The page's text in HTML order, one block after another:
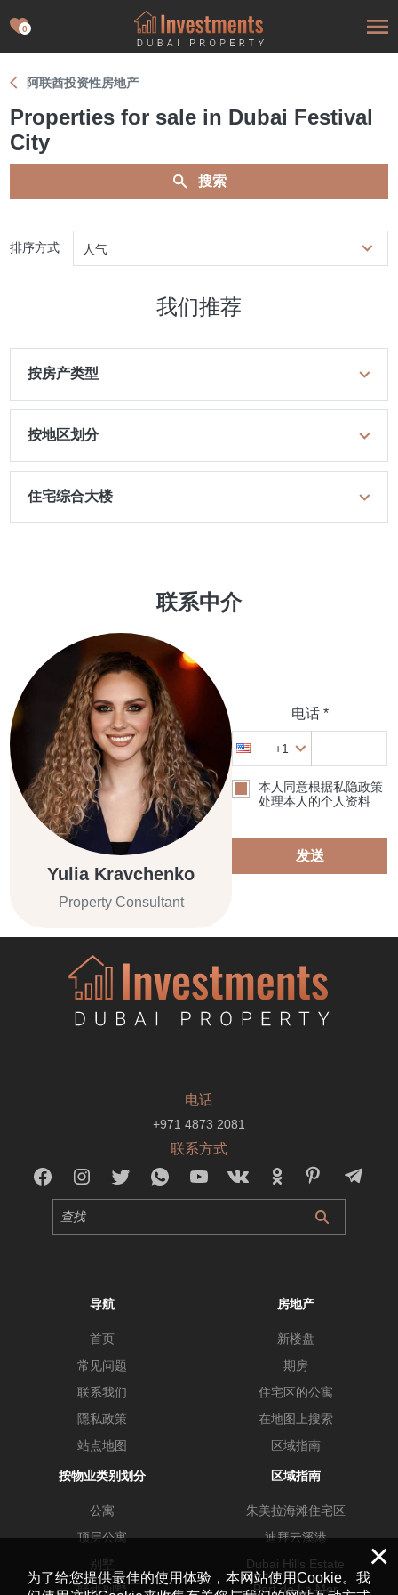
0
阿联酋投资性房地产
Properties for sale in Dubai Festival
City
搜索
排序方式 人气
我们推荐
按房产类型
按地区划分
住宅综合大楼
联系中介
Yulia Kravchenko
Property Consultant
电话 *
+1
本人同意根据私隐政策
处理本人的个人资料
发送
电话
+971 4873 2081
联系方式
导航
首页
常见问题
联系我们
隱私政策
站点地图
房地产
新楼盘
期房
住宅区的公寓
在地图上搜索
区域指南
按物业类别划分
公寓
顶层公寓
别墅
联排别墅
区域指南
朱美拉海滩住宅区
迪拜云溪港
Dubai Hills Estate
Port de La Mer
×
为了给您提供最佳的使用体验，本网站使用Cookie。我